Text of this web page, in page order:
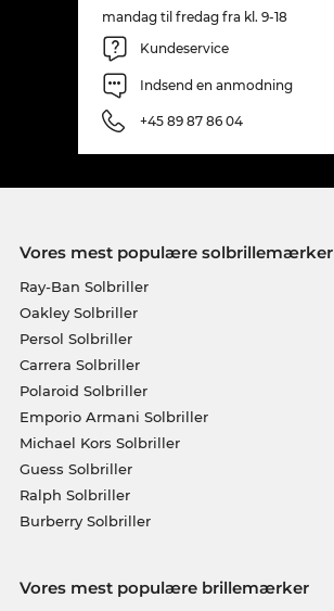
mandag til fredag fra kl. 9-18
Kundeservice
Indsend en anmodning
+45 89 87 86 04
Vores mest populære solbrillemærker
Ray-Ban Solbriller
Oakley Solbriller
Persol Solbriller
Carrera Solbriller
Polaroid Solbriller
Emporio Armani Solbriller
Michael Kors Solbriller
Guess Solbriller
Ralph Solbriller
Burberry Solbriller
Vores mest populære brillemærker